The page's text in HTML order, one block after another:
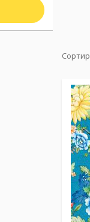
Бренд:
Под